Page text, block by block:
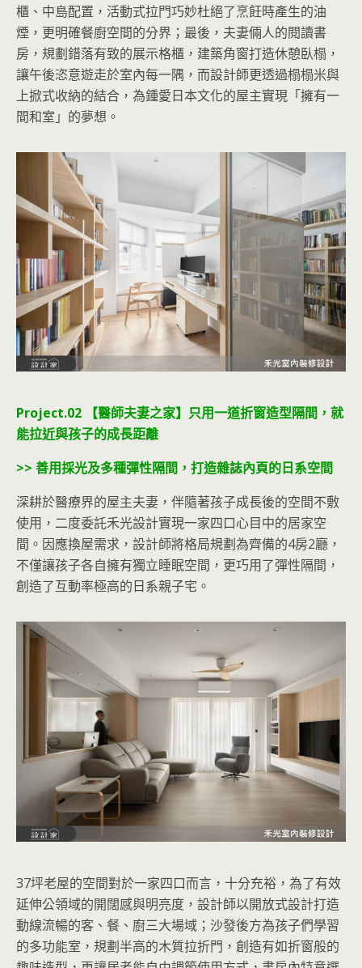
櫃、中島配置，活動式拉門巧妙杜絕了烹飪時產生的油
煙，更明確餐廚空間的分界；最後，夫妻倆人的閱讀書
房，規劃錯落有致的展示格櫃，建築角窗打造休憩臥榻，
讓午後恣意遊走於室內每一隅，而設計師更透過榻榻米與
上掀式收納的結合，為鍾愛日本文化的屋主實現「擁有一
間和室」的夢想。
Project.02 【醫師夫妻之家】只用一道折窗造型隔間，就
能拉近與孩子的成長距離
>> 善用採光及多種彈性隔間，打造雜誌內頁的日系空間
深耕於醫療界的屋主夫妻，伴隨著孩子成長後的空間不敷
使用，二度委託禾光設計實現一家四口心目中的居家空
間。因應換屋需求，設計師將格局規劃為齊備的4房2廳，
不僅讓孩子各自擁有獨立睡眠空間，更巧用了彈性隔間，
創造了互動率極高的日系親子宅。
37坪老屋的空間對於一家四口而言，十分充裕，為了有效
延伸公領域的開闊感與明亮度，設計師以開放式設計打造
動線流暢的客、餐、廚三大場域；沙發後方為孩子們學習
的多功能室，規劃半高的木質拉折門，創造有如折窗般的